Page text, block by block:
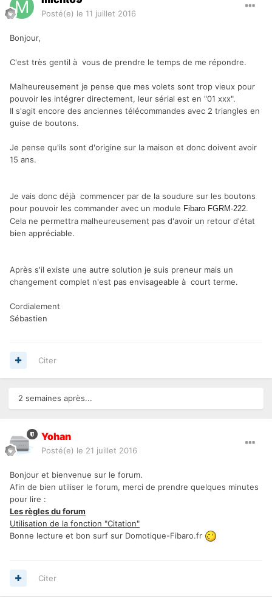
Posté(e) le 11 juillet 2016
Bonjour,
C'est très gentil à vous de prendre le temps de me répondre.
Malheureusement je pense que mes volets sont trop vieux pour
pouvoir les intégrer directement, leur sérial est en "01 xxx".
Il s'agit encore des anciennes télécommandes avec 2 triangles en
guise de boutons.
Je pense qu'ils sont d'origine sur la maison et donc doivent avoir
15 ans.
Je vais donc déjà commencer par de la soudure sur les boutons
pour pouvoir les commander avec un module Fibaro FGRM-222.
Cela ne permettra malheureusement pas d'avoir un retour d'état
bien appréciable.
Après s'il existe une autre solution je suis preneur mais un
changement complet n'est pas envisageable à court terme.
Cordialement
Sébastien
Citer
2 semaines après...
Yohan
Posté(e) le 21 juillet 2016
Bonjour et bienvenue sur le forum.
Afin de bien utiliser le forum, merci de prendre quelques minutes
pour lire :
Les règles du forum
Utilisation de la fonction "Citation"
Bonne lecture et bon surf sur Domotique-Fibaro.fr
Citer